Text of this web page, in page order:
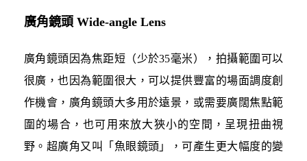
廣角鏡頭 Wide-angle Lens
廣角鏡頭因為焦距短（少於35毫米），拍攝範圍可以
很廣，也因為範圍很大，可以提供豐富的場面調度創
作機會，廣角鏡頭大多用於遠景，或需要廣闊焦點範
圍的場合，也可用來放大狹小的空間，呈現扭曲視
野。超廣角又叫「魚眼鏡頭」，可產生更大幅度的變